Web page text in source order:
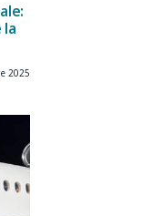
la
2025